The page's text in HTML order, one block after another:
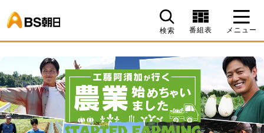
検索 番組表 メニュー